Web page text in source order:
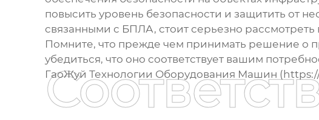
повысить уровень безопасности и защитить от
связанными с БПЛА, стоит серьезно
Помните, что прежде чем принимать решение о
убедиться, что оно соответствует вашим
ГаоЖуй Технологии Оборудования Машин